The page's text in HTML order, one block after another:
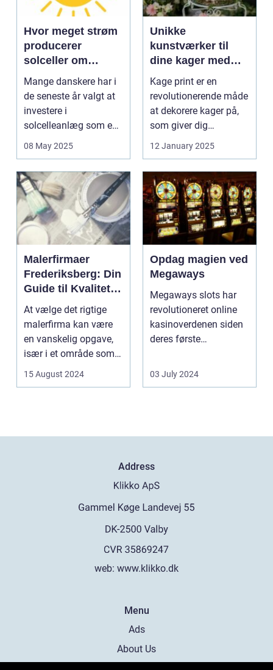
Hvor meget strøm
producerer
solceller om
vinteren?
Mange danskere har i
de seneste år valgt at
investere i
solcelleanlæg som en
bæred...
08 May 2025
Unikke
kunstværker til
dine kager med
kage print
Kage print er en
revolutionerende måde
at dekorere kager på,
som giver dig
mulighed for ...
12 January 2025
Malerfirmaer
Frederiksberg: Din
Guide til Kvalitet
og Service
At vælge det rigtige
malerfirma kan være
en vanskelig opgave,
især i et område som
Frederiksberg, hv...
15 August 2024
Opdag magien ved
Megaways
Megaways slots har
revolutioneret online
kasinoverdenen siden
deres første
spillea...
03 July 2024
Address
web: www.klikko.dk
Menu
Ads
About Us